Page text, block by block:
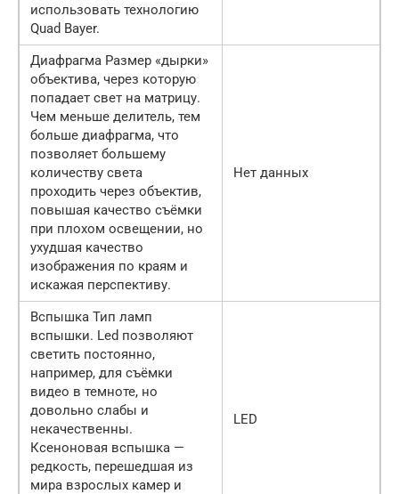
использовать технологию
Quad Bayer.
Диафрагма Размер «дырки»
объектива, через которую
попадает свет на матрицу.
Чем меньше делитель, тем
больше диафрагма, что
позволяет большему
количеству света
проходить через объектив,
повышая качество съёмки
при плохом освещении, но
ухудшая качество
изображения по краям и
искажая перспективу.
Нет данных
Вспышка Тип ламп
вспышки. Led позволяют
светить постоянно,
например, для съёмки
видео в темноте, но
довольно слабы и
некачественны.
Ксеноновая вспышка —
редкость, перешедшая из
мира взрослых камер и
LED